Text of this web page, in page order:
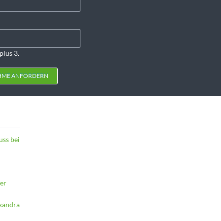
3.
ANFORDERN
bei